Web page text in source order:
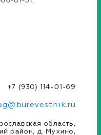
+7 (930) 114-01-69
область,
район, д. Мухино,